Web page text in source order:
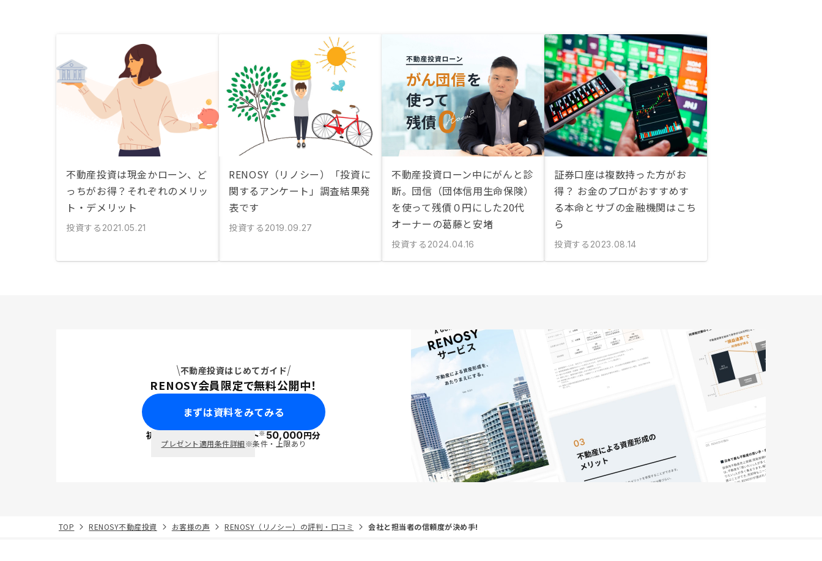
不動産投資は現金かローン、ど
っちがお得？それぞれのメリッ
ト・デメリット
投資する 2021.05.21
RENOSY（リノシー）「投資に
関するアンケート」調査結果発
表です
投資する 2019.09.27
不動産投資ローン中にがんと診
断。団信（団体信用生命保険）
を使って残債０円にした20代
オーナーの葛藤と安堵
投資する 2024.04.16
証券口座は複数持った方がお
得？ お金のプロがおすすめす
る本命とサブの金融機関はこち
ら
投資する 2023.08.14
不動産投資はじめてガイド
RENOSY会員限定で無料公開中！
まずは資料をみてみる
初回面談で ポイント※50,000円分
プレゼント適用条件詳細※条件・上限あり
TOP RENOSY不動産投資 お客様の声 RENOSY（リノシー）の評判・口コミ 会社と担当者の信頼度が決め手!